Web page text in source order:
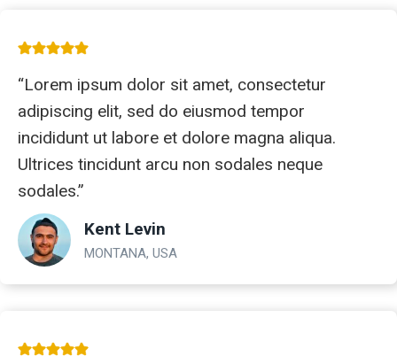
“Lorem ipsum dolor sit amet, consectetur
adipiscing elit, sed do eiusmod tempor
incididunt ut labore et dolore magna aliqua.
Ultrices tincidunt arcu non sodales neque
sodales.”
Kent Levin
MONTANA, USA